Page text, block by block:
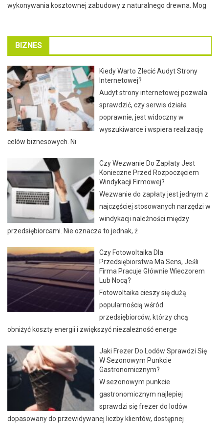
wykonywania kosztownej zabudowy z naturalnego drewna. Mog
BIZNES
Kiedy Warto Zlecić Audyt Strony
Internetowej?
Audyt strony internetowej pozwala
sprawdzić, czy serwis działa
poprawnie, jest widoczny w
wyszukiwarce i wspiera realizację
celów biznesowych. Ni
Czy Wezwanie Do Zapłaty Jest
Konieczne Przed Rozpoczęciem
Windykacji Firmowej?
Wezwanie do zapłaty jest jednym z
najczęściej stosowanych narzędzi w
windykacji należności między
przedsiębiorcami. Nie oznacza to jednak, ż
Czy Fotowoltaika Dla
Przedsiębiorstwa Ma Sens, Jeśli
Firma Pracuje Głównie Wieczorem
Lub Nocą?
Fotowoltaika cieszy się dużą
popularnością wśród
przedsiębiorców, którzy chcą
obniżyć koszty energii i zwiększyć niezależność energe
Jaki Frezer Do Lodów Sprawdzi Się
W Sezonowym Punkcie
Gastronomicznym?
W sezonowym punkcie
gastronomicznym najlepiej
sprawdzi się frezer do lodów
dopasowany do przewidywanej liczby klientów, dostępnej